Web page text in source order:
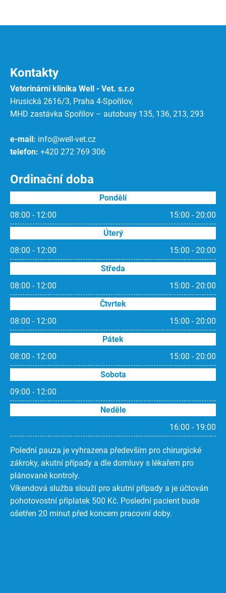
Kontakty
Veterinární klinika Well - Vet. s.r.o
Hrusická 2616/3, Praha 4-Spořilov,
MHD zastávka Spořilov – autobusy 135, 136, 213, 293
e-mail: info@well-vet.cz
telefon: +420 272 769 306
Ordinační doba
Pondělí
08:00 - 12:00
15:00 - 20:00
Úterý
08:00 - 12:00
15:00 - 20:00
Středa
08:00 - 12:00
15:00 - 20:00
Čtvrtek
08:00 - 12:00
15:00 - 20:00
Pátek
08:00 - 12:00
15:00 - 20:00
Sobota
09:00 - 12:00
Neděle
16:00 - 19:00
Polední pauza je vyhrazena především pro chirurgické
zákroky, akutní případy a dle domluvy s lékařem pro
plánované kontroly.
Víkendová služba slouží pro akutní případy a je účtován
pohotovostní příplatek 500 Kč. Poslední pacient bude
ošetřen 20 minut před koncem pracovní doby.